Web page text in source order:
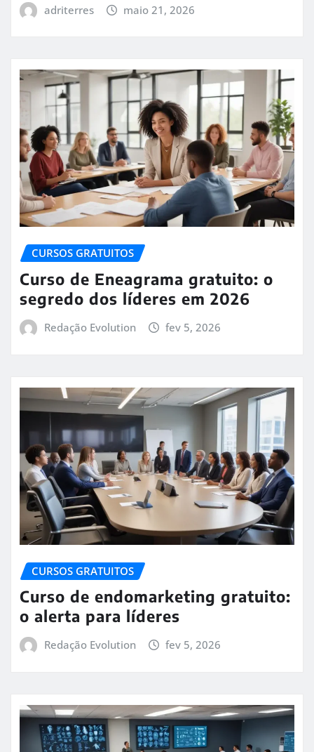
adriterres maio 21, 2026
CURSOS GRATUITOS
Curso de Eneagrama gratuito: o
segredo dos líderes em 2026
Redação Evolution fev 5, 2026
CURSOS GRATUITOS
Curso de endomarketing gratuito:
o alerta para líderes
Redação Evolution fev 5, 2026